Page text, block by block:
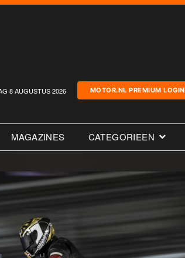
8 AUGUSTUS 2026 MOTOR.NL PREMIUM LOGIN
MAGAZINES CATEGORIEEN